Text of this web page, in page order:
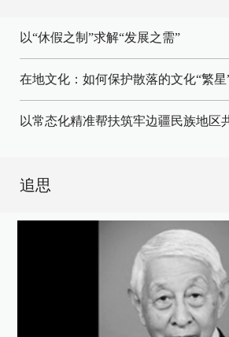
以“休假之制”求解“发展之需”
在地文化：如何保护散落的文化“繁星
以常态化精准帮扶筑牢边疆民族地区
追思